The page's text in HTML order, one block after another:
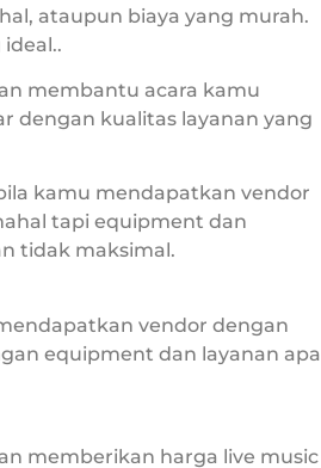
ataupun biaya yang murah.
membantu acara kamu
dengan kualitas layanan yang
kamu mendapatkan vendor
tapi equipment dan
tidak maksimal.
vendor dengan
equipment dan layanan apa
memberikan harga live music